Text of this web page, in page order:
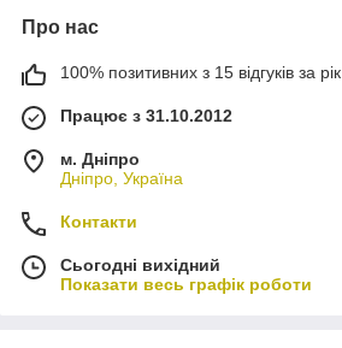
Про нас
100% позитивних з 15 відгуків за рік
Працює з 31.10.2012
м. Дніпро
Дніпро, Україна
Контакти
Сьогодні вихідний
Показати весь графік роботи